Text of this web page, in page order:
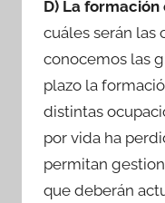
D) La formación
cuáles serán las
conocemos las
plazo la
distintas
por vida ha
permitan
que deberán